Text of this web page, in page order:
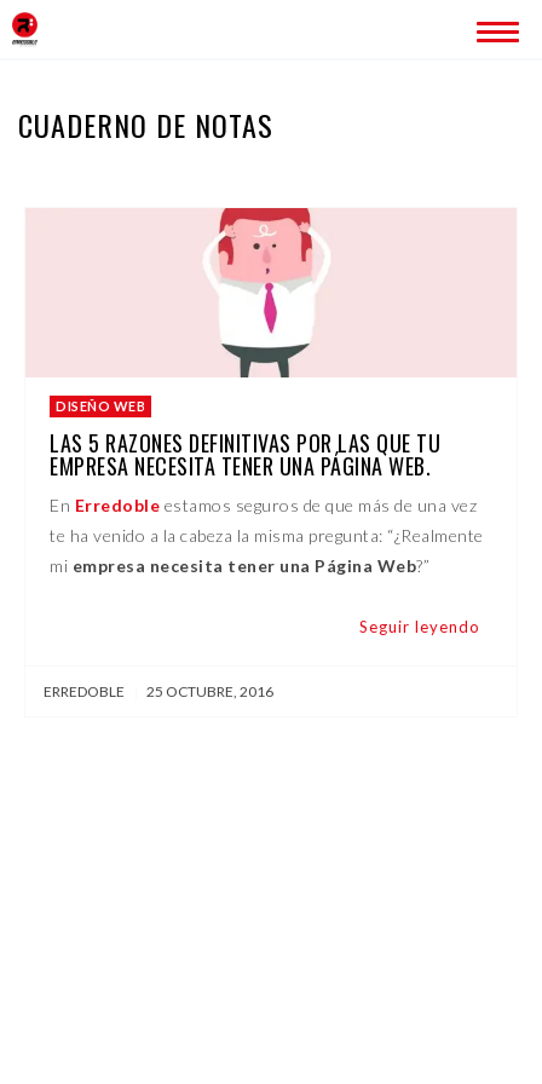
SERVICIOS
IMAGEN CORPORATIVA
PÁGINAS WEB
ROTULACIÓN
PUBLICIDAD
PROYECTOS
CONTACTO
CUADERNO DE NOTAS
DISEÑO WEB
LAS 5 RAZONES DEFINITIVAS POR LAS QUE TU
EMPRESA NECESITA TENER UNA PÁGINA WEB.
En Erredoble estamos seguros de que más de una vez
te ha venido a la cabeza la misma pregunta: “¿Realmente
mi empresa necesita tener una Página Web?”
Seguir leyendo
ERREDOBLE 25 OCTUBRE, 2016